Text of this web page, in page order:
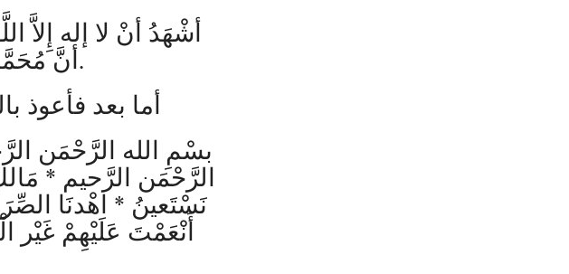
أشْهَدُ أنْ لا إله إِلاَّ
أنَّ مُحَمَّداً عَبْدُهُ وَرَسُولُهُ.
أما بعد فأعوذ
بسْمِ الله الرَّحْمَن
الرَّحْمَن الرَّحيم *
نَسْتَعينُ * اهْدنَا
أَنْعَمْتَ عَلَيْهِمْ غَيْر